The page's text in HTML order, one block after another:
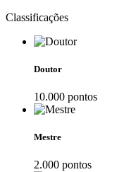
Classificações
Doutor
10.000 pontos
Mestre
2.000 pontos